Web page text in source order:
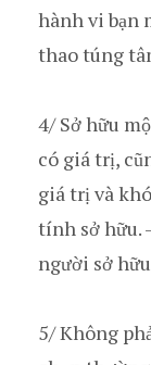
hành vi bạn
thao túng
4/ Sở hữu
có giá trị,
giá trị và
tính sở hữu.
người sở
5/ Không